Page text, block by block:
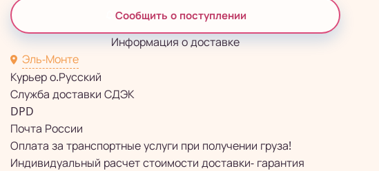
Сообщить о поступлении
Информация о доставке
Эль-Монте
Курьер о.Русский
Служба доставки СДЭК
DPD
Почта России
Оплата за транспортные услуги при получении груза!
Индивидуальный расчет стоимости доставки- гарантия